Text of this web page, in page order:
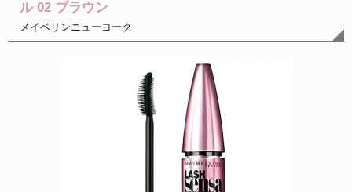
ル 02 ブラウン
メイベリンニューヨーク